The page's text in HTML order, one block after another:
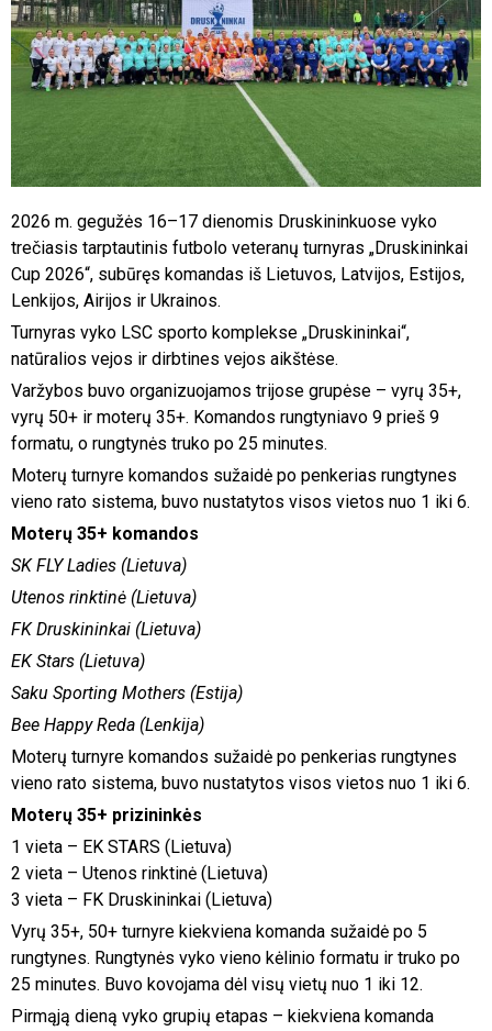
2026 m. gegužės 16–17 dienomis Druskininkuose vyko
trečiasis tarptautinis futbolo veteranų turnyras „Druskininkai
Cup 2026“, subūręs komandas iš Lietuvos, Latvijos, Estijos,
Lenkijos, Airijos ir Ukrainos.
Turnyras vyko LSC sporto komplekse „Druskininkai“,
natūralios vejos ir dirbtines vejos aikštėse.
Varžybos buvo organizuojamos trijose grupėse – vyrų 35+,
vyrų 50+ ir moterų 35+. Komandos rungtyniavo 9 prieš 9
formatu, o rungtynės truko po 25 minutes.
Moterų turnyre komandos sužaidė po penkerias rungtynes
vieno rato sistema, buvo nustatytos visos vietos nuo 1 iki 6.
Moterų 35+ komandos
SK FLY Ladies (Lietuva)
Utenos rinktinė (Lietuva)
FK Druskininkai (Lietuva)
EK Stars (Lietuva)
Saku Sporting Mothers (Estija)
Bee Happy Reda (Lenkija)
Moterų turnyre komandos sužaidė po penkerias rungtynes
vieno rato sistema, buvo nustatytos visos vietos nuo 1 iki 6.
Moterų 35+ prizininkės
1 vieta – EK STARS (Lietuva)
2 vieta – Utenos rinktinė (Lietuva)
3 vieta – FK Druskininkai (Lietuva)
Vyrų 35+, 50+ turnyre kiekviena komanda sužaidė po 5
rungtynes. Rungtynės vyko vieno kėlinio formatu ir truko po
25 minutes. Buvo kovojama dėl visų vietų nuo 1 iki 12.
Pirmąją dieną vyko grupių etapas – kiekviena komanda